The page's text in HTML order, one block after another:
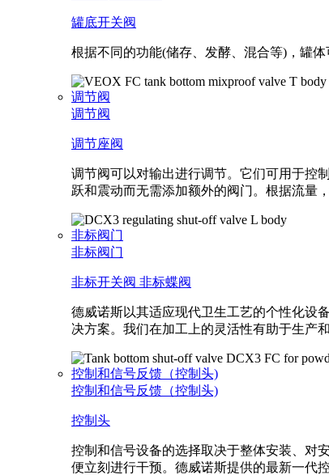
罐底开关阀
根据不同的功能(储存、发酵、混合等)，罐
调节阀
调节阀
调节座阀
调节阀可以对输出进行调节。它们可用于控
跃和震动而无需添加额外的阀门。根据流量
非标阀门
非标阀门
非标开关阀 非标蝶阀
德威诺斯以其适应现代卫生工艺的个性化设
决方案。我们在加工上的灵活性有助于生产
控制和信号反馈（控制头)
控制和信号反馈（控制头)
控制头
控制和信号设备的选择取决于整体安装、对
便立刻进行干预。德威诺斯提供的最新一代